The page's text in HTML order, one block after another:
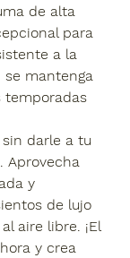
de alta
para
a la
mantenga
temporadas
darle a tu
Aprovecha
y
de lujo
aire libre. ¡El
y crea